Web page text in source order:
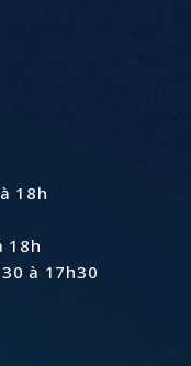
18h
18h
à 17h30